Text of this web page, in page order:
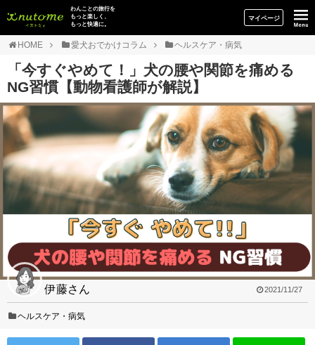
イヌトミィ
わんことの旅行を
もっと楽しく、
もっと快適に。
マイページ
HOME 愛犬おでかけコラム ヘルスケア・病気
「今すぐやめて！」犬の腰や関節を痛める
NG習慣【動物看護師が解説】
伊藤さん 2021/11/27
ヘルスケア・病気